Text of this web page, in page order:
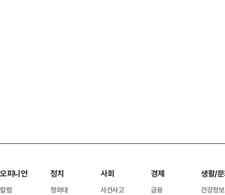
오피니언
칼럼
정치
청와대
사회
사건사고
경제
금융
생활/
건강정보